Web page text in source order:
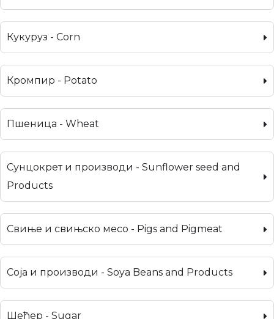
Кукуруз - Corn
Кромпир - Potato
Пшеница - Wheat
Сунцокрет и производи - Sunflower seed and
Products
Свиње и свињско месо - Pigs and Pigmeat
Соја и производи - Soya Beans and Products
Шећер - Sugar